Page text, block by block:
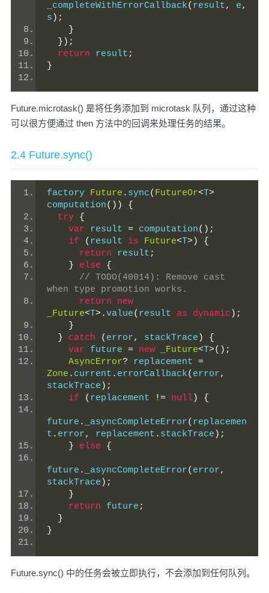
_completeWithErrorCallback( result, e,
s );
}
});
return result ;
}
Future.microtask() 是将任务添加到 microtask 队列，通过这种
可以很方便通过 then 方法中的回调来处理任务的结果。
2.4 Future.sync()
factory Future . sync( FutureOr<T>
computation())
{
try {
var result = computation();
if
( result is Future<T>)
{
return result ;
}
else
{
// TODO(40014): Remove cast
when type promotion works.
return
new
_Future<T>.value( result as dynamic );
}
}
catch ( error, stackTrace )
{
var future = new _Future<T>();
AsyncError? replacement =
Zone . current . errorCallback( error,
stackTrace );
if
( replacement != null) {
future . _asyncCompleteError( replacemen
t . error, replacement . stackTrace );
}
else {
future . _asyncCompleteError( error,
stackTrace );
}
return future ;
}
}
Future.sync() 中的任务会被立即执行，不会添加到任何队列。